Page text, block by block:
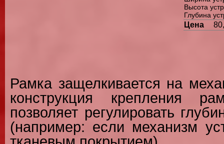
Высота
Глубина
Цена
Рамка защелкивается на
конструкция крепления
позволяет регулировать
(например: если механизм